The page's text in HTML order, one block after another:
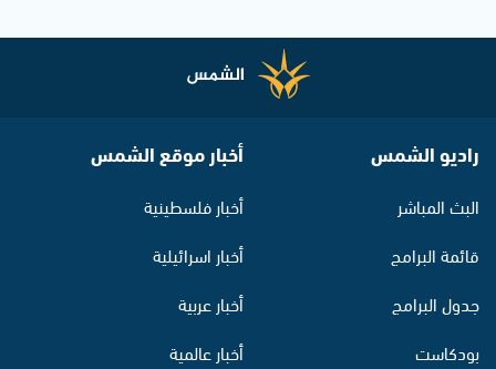
راديو الشمس
البث المباشر
قائمة البرامج
جدول البرامج
بودكاست
أخبار موقع الشمس
أخبار فلسطينية
أخبار اسرائيلية
أخبار عربية
أخبار عالمية